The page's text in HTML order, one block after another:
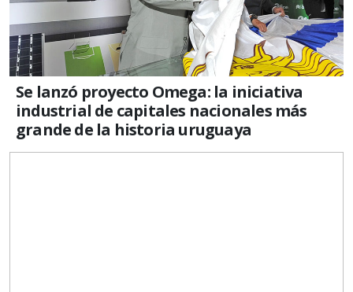
Se lanzó proyecto Omega: la iniciativa
industrial de capitales nacionales más
grande de la historia uruguaya